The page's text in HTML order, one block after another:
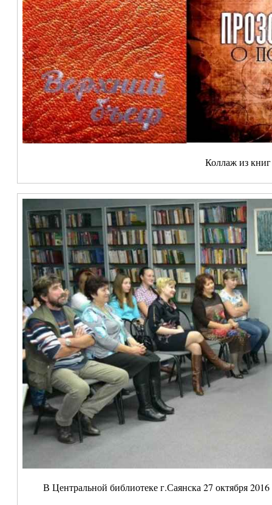
Коллаж из
В Центральной библиотеке г.Саянска 27 октября